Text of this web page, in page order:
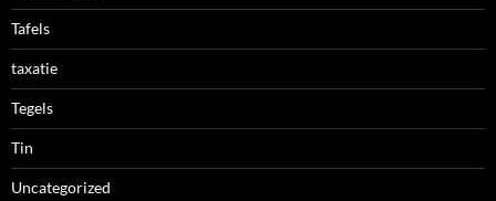
Tafels
taxatie
Tegels
Tin
Uncategorized